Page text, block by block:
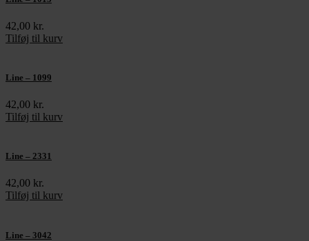
42,00 kr.
Tilføj til kurv
Line – 1099
42,00 kr.
Tilføj til kurv
Line – 2331
42,00 kr.
Tilføj til kurv
Line – 3042